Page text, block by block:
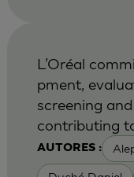
AUTORES :
L’Oréal
pment,
screening
contributing